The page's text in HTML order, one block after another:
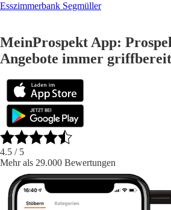
Esszimmerbank Segmüller
MeinProspekt App:
Angebote immer
4.5 / 5
Mehr als 29.000 Bewertungen